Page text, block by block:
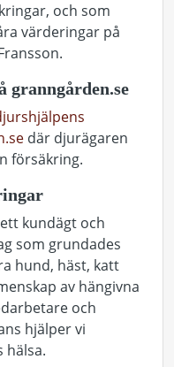
och som
värderingar på
granngården.se
där djurägaren
försäkring.
kundägt och
som grundades
hund, häst, katt
av hängivna
och
hjälper vi
hälsa.